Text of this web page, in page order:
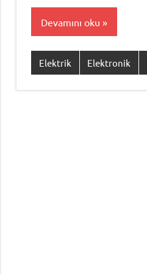
Devamını oku
Elektrik Elektronik